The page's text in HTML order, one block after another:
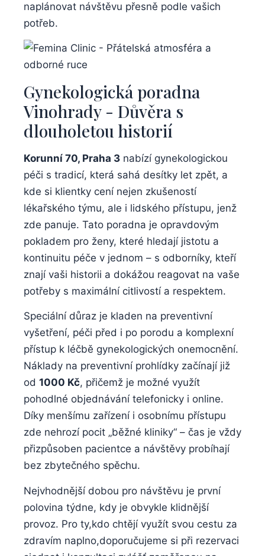
naplánovat návštěvu přesně podle ​vašich
⁤potřeb.
Gynekologická poradna
Vinohrady ⁤- Důvěra s
dlouholetou historií
Korunní‌ 70, Praha ‍3 nabízí⁤ gynekologickou‍
péči s‌ tradicí, která sahá desítky let zpět, a
‍kde si klientky cení ‍nejen zkušeností
‌lékařského týmu, ale‍ i lidského přístupu,‌ jenž
zde panuje. ‍Tato⁢ poradna⁣ je⁣ opravdovým
pokladem pro⁢ ženy, které hledají jistotu a
kontinuitu péče v ⁢jednom – s odborníky, kteří
znají vaši​ historii ‌a dokážou reagovat na vaše
⁣potřeby s⁤ maximální citlivostí a respektem.
Speciální důraz je kladen na preventivní
vyšetření, péči před‍ i po ⁣porodu‌ a‌ komplexní
přístup k ‌léčbě gynekologických onemocnění.‍
Náklady na preventivní prohlídky‍ začínají již‍
od 1000⁢ Kč, přičemž je možné využít
pohodlné objednávání telefonicky i ⁣online.
Díky menšímu zařízení i osobnímu přístupu
zde nehrozí pocit „běžné kliniky“⁢ – čas je vždy
přizpůsoben​ pacientce a návštěvy probíhají
bez⁤ zbytečného spěchu.
Nejvhodnější dobou pro návštěvu je ⁤první
polovina⁤ týdne, kdy je obvykle klidnější
provoz. Pro ​ty,kdo chtějí využít svou cestu za
zdravím naplno,doporučujeme‍ si při ⁤rezervaci